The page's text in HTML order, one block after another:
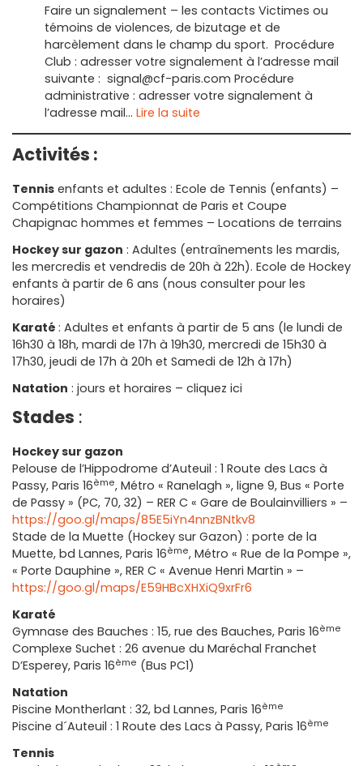
2026
Faire un signalement – les contacts Victimes ou
témoins de violences, de bizutage et de
harcèlement dans le champ du sport. Procédure
Club : adresser votre signalement à l’adresse mail
suivante : signal@cf-paris.com Procédure
administrative : adresser votre signalement à
l’adresse mail… Lire la suite
PRÉVENTION,
DISCRIMINATIONS
Activités :
Tennis enfants et adultes : Ecole de Tennis (enfants) –
Compétitions Championnat de Paris et Coupe
Chapignac hommes et femmes – Locations de terrains
Hockey sur gazon : Adultes (entraînements les mardis,
les mercredis et vendredis de 20h à 22h). Ecole de Hockey
enfants à partir de 6 ans (nous consulter pour les
horaires)
Karaté : Adultes et enfants à partir de 5 ans (le lundi de
16h30 à 18h, mardi de 17h à 19h30, mercredi de 15h30 à
17h30, jeudi de 17h à 20h et Samedi de 12h à 17h)
Natation : jours et horaires – cliquez ici
Stades :
Hockey sur gazon
Pelouse de l’Hippodrome d’Auteuil : 1 Route des Lacs à
Passy, Paris 16ème, Métro « Ranelagh », ligne 9, Bus « Porte
de Passy » (PC, 70, 32) – RER C « Gare de Boulainvilliers » –
https://goo.gl/maps/85E5iYn4nnzBNtkv8
Stade de la Muette (Hockey sur Gazon) : porte de la
Muette, bd Lannes, Paris 16ème, Métro « Rue de la Pompe »,
« Porte Dauphine », RER C « Avenue Henri Martin » –
https://goo.gl/maps/E59HBcXHXiQ9xrFr6
Karaté
Gymnase des Bauches : 15, rue des Bauches, Paris 16ème
Complexe Suchet : 26 avenue du Maréchal Franchet
D’Esperey, Paris 16ème (Bus PC1)
Natation
Piscine Montherlant : 32, bd Lannes, Paris 16ème
Piscine d´Auteuil : 1 Route des Lacs à Passy, Paris 16ème
Tennis